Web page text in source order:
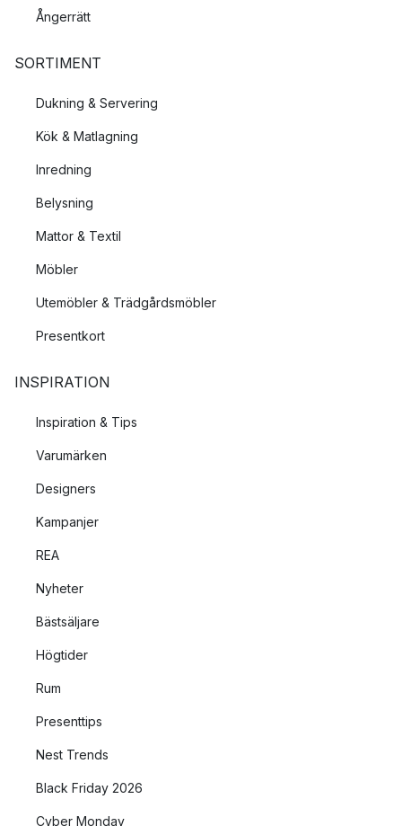
Ångerrätt
SORTIMENT
Dukning & Servering
Kök & Matlagning
Inredning
Belysning
Mattor & Textil
Möbler
Utemöbler & Trädgårdsmöbler
Presentkort
INSPIRATION
Inspiration & Tips
Varumärken
Designers
Kampanjer
REA
Nyheter
Bästsäljare
Högtider
Rum
Presenttips
Nest Trends
Black Friday 2026
Cyber Monday